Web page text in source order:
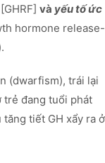
và yếu tố ức
hormone release-
(dwarfism), trái lại
trẻ đang tuổi phát
tiết GH xẩy ra ở